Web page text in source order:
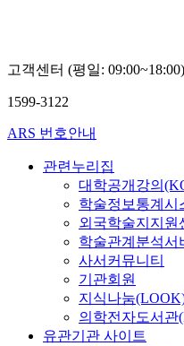
고객센터 (평일: 09:00~18:00)
1599-3122
ARS 번호안내
관련누리집
대학공개강의
학술정보통계시
외국학술지지원
학술관계분석서
사서커뮤니티
기관회원
지식나눔
의학전자도서관
유관기관 사이트